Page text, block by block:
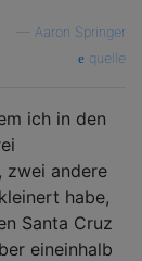
Aaron Springer
quelle
ich in den
zwei andere
habe,
Santa Cruz
eineinhalb